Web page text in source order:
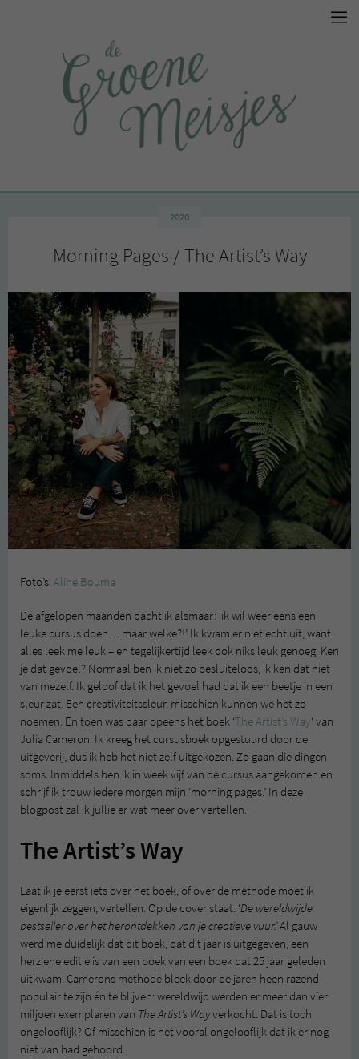
2020
Morning Pages / The Artist’s Way
Foto’s: Aline Bouma
De afgelopen maanden dacht ik alsmaar: ‘ik wil weer eens een
leuke cursus doen… maar welke?!’ Ik kwam er niet echt uit, want
alles leek me leuk – en tegelijkertijd leek ook niks leuk genoeg. Ken
je dat gevoel? Normaal ben ik niet zo besluiteloos, ik ken dat niet
van mezelf. Ik geloof dat ik het gevoel had dat ik een beetje in een
sleur zat. Een creativiteitssleur, misschien kunnen we het zo
noemen. En toen was daar opeens het boek ‘The Artist’s Way‘ van
Julia Cameron. Ik kreeg het cursusboek opgestuurd door de
uitgeverij, dus ik heb het niet zelf uitgekozen. Zo gaan die dingen
soms. Inmiddels ben ik in week vijf van de cursus aangekomen en
schrijf ik trouw iedere morgen mijn ‘morning pages.’ In deze
blogpost zal ik jullie er wat meer over vertellen.
The Artist’s Way
Laat ik je eerst iets over het boek, of over de methode moet ik
eigenlijk zeggen, vertellen. Op de cover staat: ‘De wereldwijde
bestseller over het herontdekken van je creatieve vuur.’Al gauw
werd me duidelijk dat dit boek, dat dit jaar is uitgegeven, een
herziene editie is van een boek van een boek dat 25 jaar geleden
uitkwam. Camerons methode bleek door de jaren heen razend
populair te zijn én te blijven: wereldwijd werden er meer dan vier
miljoen exemplaren van The Artist’s Wayverkocht. Dat is toch
ongelooflijk? Of misschien is het vooral ongelooflijk dat ik er nog
niet van had gehoord.